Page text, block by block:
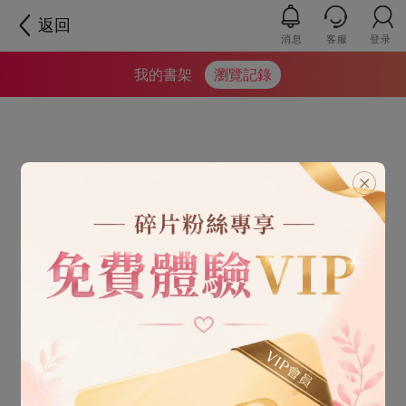
返回
消息 客服 登录
我的書架 瀏覽記錄
空空如也
沒有任何記錄哦